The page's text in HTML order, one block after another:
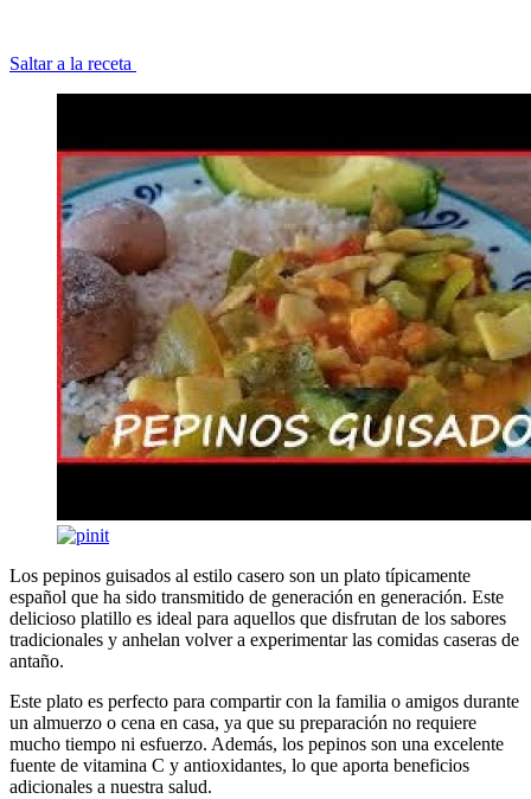
Saltar a la receta
Los pepinos guisados al estilo casero son un plato típicamente
español que ha sido transmitido de generación en generación. Este
delicioso platillo es ideal para aquellos que disfrutan de los sabores
tradicionales y anhelan volver a experimentar las comidas caseras de
antaño.
Este plato es perfecto para compartir con la familia o amigos durante
un almuerzo o cena en casa, ya que su preparación no requiere
mucho tiempo ni esfuerzo. Además, los pepinos son una excelente
fuente de vitamina C y antioxidantes, lo que aporta beneficios
adicionales a nuestra salud.